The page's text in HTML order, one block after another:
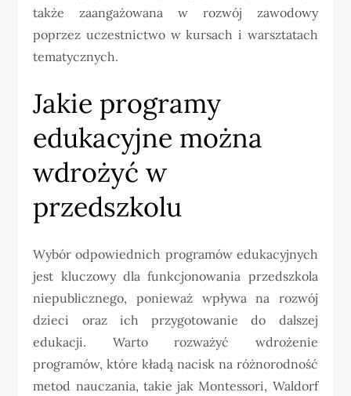
także zaangażowana w rozwój zawodowy
poprzez uczestnictwo w kursach i warsztatach
tematycznych.
Jakie programy
edukacyjne można
wdrożyć w
przedszkolu
Wybór odpowiednich programów edukacyjnych
jest kluczowy dla funkcjonowania przedszkola
niepublicznego, ponieważ wpływa na rozwój
dzieci oraz ich przygotowanie do dalszej
edukacji. Warto rozważyć wdrożenie
programów, które kładą nacisk na różnorodność
metod nauczania, takie jak Montessori, Waldorf